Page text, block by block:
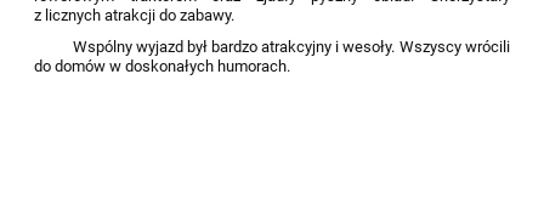
z licznych atrakcji do zabawy.
Wspólny wyjazd był bardzo atrakcyjny i wesoły. Wszyscy wrócili
do domów w doskonałych humorach.